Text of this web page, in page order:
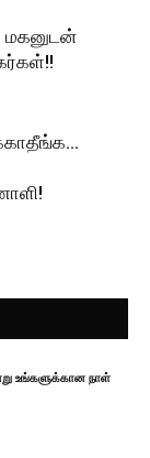
மகனுடன்
உங்களுக்கான நாள்